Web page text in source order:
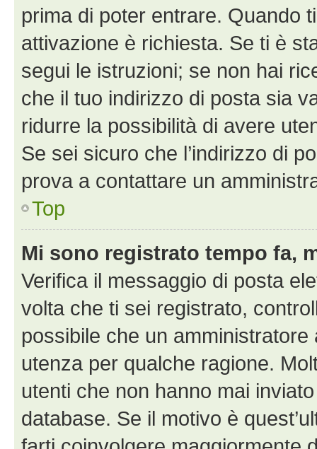
prima di poter entrare. Quando
attivazione è richiesta. Se ti è
segui le istruzioni; se non hai
che il tuo indirizzo di posta sia
ridurre la possibilità di avere
Se sei sicuro che l’indirizzo di
prova a contattare un
Top
Mi sono registrato tempo fa,
Verifica il messaggio di posta
volta che ti sei registrato,
possibile che un
utenza per qualche ragione.
utenti che non hanno mai
database. Se il motivo è